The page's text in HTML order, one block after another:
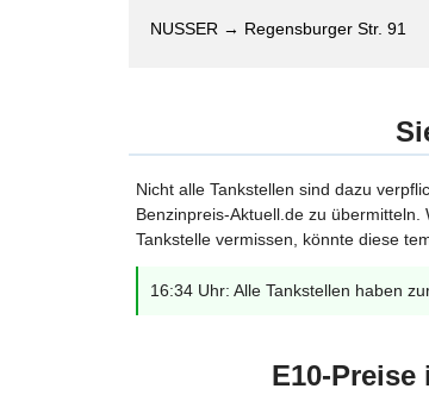
NUSSER → Regensburger Str. 91
Nicht alle Tankstellen sind dazu
Benzinpreis-Aktuell.de zu
Tankstelle vermissen, könnte diese
16:34 Uhr: Alle Tankstellen haben
E10-